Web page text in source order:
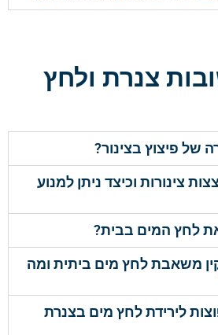
צנרת ולחץ
של פיצוץ בצינור?
צינורות וכיצד ניתן למנוע
לחץ המים בבית?
משאבת לחץ מים ביתית ומה
לירידת לחץ מים בצנרת